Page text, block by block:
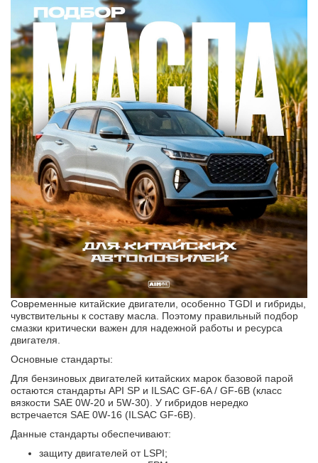
Современные китайские двигатели, особенно TGDI и гибриды,
чувствительны к составу масла. Поэтому правильный подбор
смазки критически важен для надежной работы и ресурса
двигателя.
Основные стандарты:
Для бензиновых двигателей китайских марок базовой парой
остаются стандарты API SP и ILSAC GF-6A / GF-6B (класс
вязкости SAE 0W-20 и 5W-30). У гибридов нередко
встречается SAE 0W-16 (ILSAC GF-6B).
Данные стандарты обеспечивают:
защиту двигателей от LSPI;